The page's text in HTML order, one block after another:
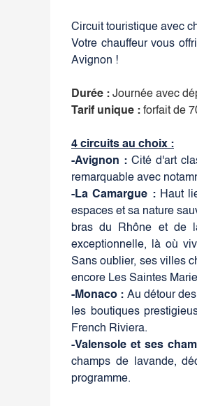
Circuit touristique avec
Votre chauffeur vous
Avignon !
Durée : Journée avec
Tarif unique : forfait de
4 circuits au choix :
-Avignon :Cité d'art
remarquable avec
-La Camargue : Haut
espaces et sa nature
bras du Rhône et de
exceptionnelle, là où
Sans oublier, ses villes
encore Les Saintes
-Monaco : Au détour
les boutiques
French Riviera.
-Valensole et ses
champs de lavande,
programme.